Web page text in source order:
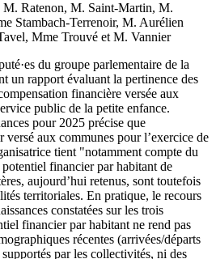
Ratenon, M. Saint-Martin, M.
Stambach-Terrenoir, M. Aurélien
Mme Trouvé et M. Vannier
du groupe parlementaire de la
un rapport évaluant la pertinence des
financière versée aux
public de la petite enfance.
pour 2025 précise que
versé aux communes pour l’exercice de
tient "notamment compte du
financier par habitant de
aujourd’hui retenus, sont toutefois
territoriales. En pratique, le recours
constatées sur les trois
financier par habitant ne rend pas
récentes (arrivées/départs
par les collectivités, ni des